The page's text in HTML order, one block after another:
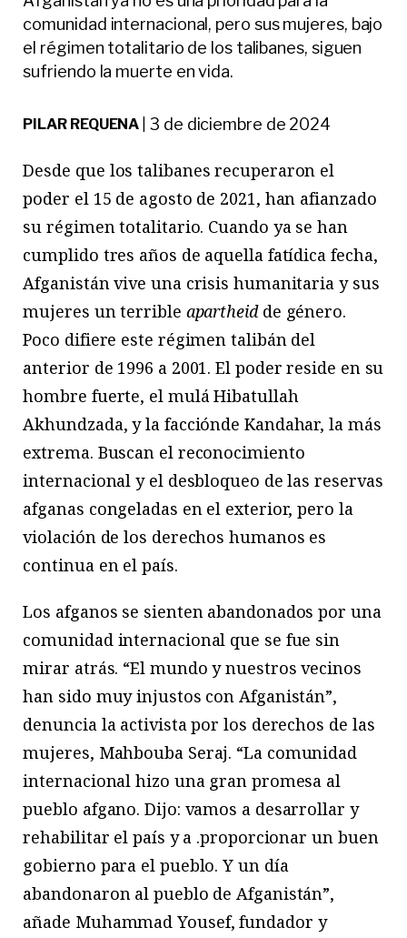
comunidad internacional, pero sus mujeres, bajo
el régimen totalitario de los talibanes, siguen
sufriendo la muerte en vida.
PILAR REQUENA 3 de diciembre de 2024
Desde que los talibanes recuperaron el
poder el 15 de agosto de 2021, han afianzado
su régimen totalitario. Cuando ya se han
cumplido tres años de aquella fatídica fecha,
Afganistán vive una crisis humanitaria y sus
mujeres un terrible apartheid de género.
Poco difiere este régimen talibán del
anterior de 1996 a 2001. El poder reside en su
hombre fuerte, el mulá Hibatullah
Akhundzada, y la facciónde Kandahar, la más
extrema. Buscan el reconocimiento
internacional y el desbloqueo de las reservas
afganas congeladas en el exterior, pero la
violación de los derechos humanos es
continua en el país.
Los afganos se sienten abandonados por una
comunidad internacional que se fue sin
mirar atrás. “El mundo y nuestros vecinos
han sido muy injustos con Afganistán”,
denuncia la activista por los derechos de las
mujeres, Mahbouba Seraj. “La comunidad
internacional hizo una gran promesa al
pueblo afgano. Dijo: vamos a desarrollar y
rehabilitar el país y a .proporcionar un buen
gobierno para el pueblo. Y un día
abandonaron al pueblo de Afganistán”,
añade Muhammad Yousef, fundador y